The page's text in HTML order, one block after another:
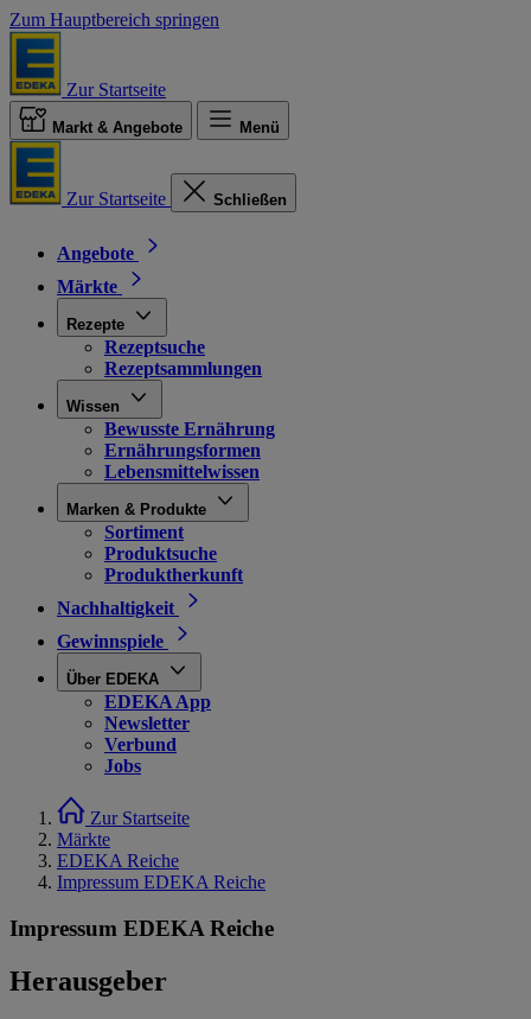
Zum Hauptbereich springen
Zur Startseite
Markt & Angebote Menü
Zur Startseite Schließen
Angebote
Märkte
Rezepte
Rezeptsuche
Rezeptsammlungen
Wissen
Bewusste Ernährung
Ernährungsformen
Lebensmittelwissen
Marken & Produkte
Sortiment
Produktsuche
Produktherkunft
Nachhaltigkeit
Gewinnspiele
Über EDEKA
EDEKA App
Newsletter
Verbund
Jobs
Zur Startseite
Märkte
EDEKA Reiche
Impressum EDEKA Reiche
Impressum EDEKA Reiche
Herausgeber